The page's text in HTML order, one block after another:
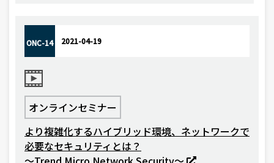
ONC-14 2021-04-19
オンラインセミナー
より複雑化するハイブリッド環境、ネットワークで
必要なセキュリティとは？